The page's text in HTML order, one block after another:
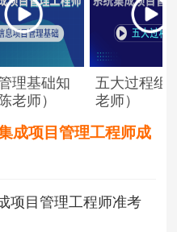
理基础知
老师）
五大过程组
老师）
成项目管理工程师成
项目管理工程师准考